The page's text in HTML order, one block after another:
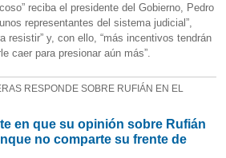
reciba el presidente del Gobierno, Pedro
representantes del sistema judicial”,
resistir” y, con ello, “más incentivos tendrán
caer para presionar aún más”.
RESPONDE SOBRE RUFIÁN EN EL
en que su opinión sobre Rufián
no comparte su frente de